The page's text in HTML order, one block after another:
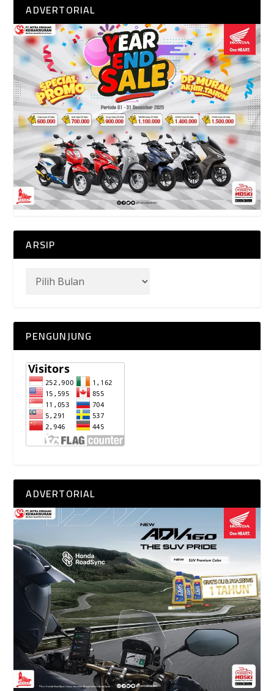
ADVERTORIAL
ARSIP
PENGUNJUNG
ADVERTORIAL